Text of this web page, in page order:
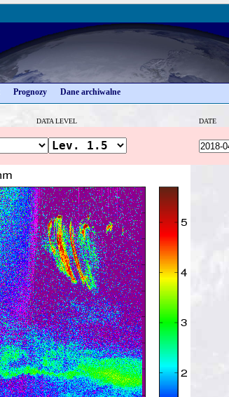
Prognozy Dane archiwalne
DATA LEVEL DATE